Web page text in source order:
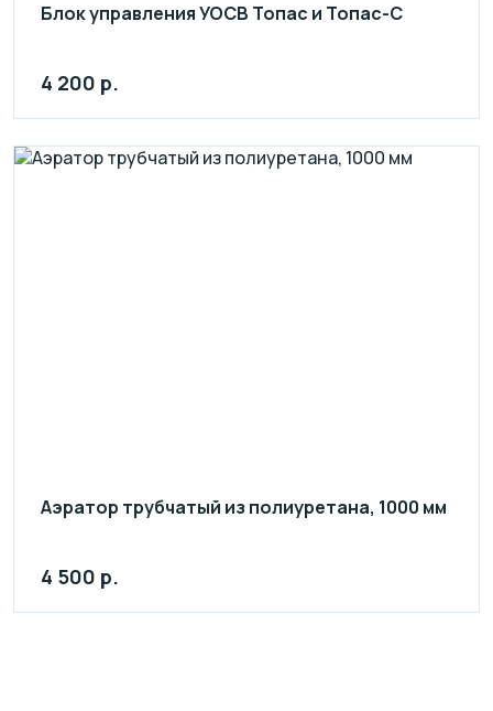
Блок управления УОСВ Топас и Топас-С
4 200 р.
Аэратор трубчатый из полиуретана, 1000 мм
4 500 р.